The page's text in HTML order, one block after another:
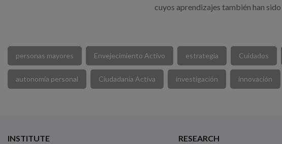
cuyos aprendizajes también han
personas mayores Envejecimiento Activo estrategia Cuidados
autonomía personal Ciudadanía Activa investigación innovación
INSTITUTE RESEARCH